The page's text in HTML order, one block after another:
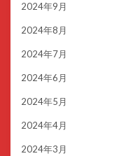
2024年9月
2024年8月
2024年7月
2024年6月
2024年5月
2024年4月
2024年3月